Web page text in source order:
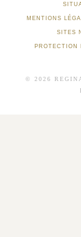
MENTIONS
SITES
PROTECTION
© 2026